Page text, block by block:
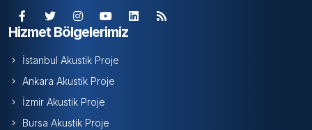
Hizmet Bölgelerimiz
İstanbul Akustik Proje
Ankara Akustik Proje
İzmir Akustik Proje
Bursa Akustik Proje